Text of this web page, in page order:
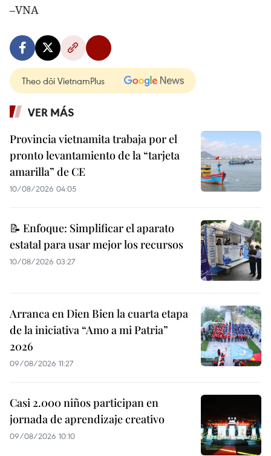
–VNA
Theo dõi VietnamPlus
VER MÁS
Provincia vietnamita trabaja por el
pronto levantamiento de la “tarjeta
amarilla” de CE
10/08/2026 04:05
📝 Enfoque: Simplificar el aparato
estatal para usar mejor los recursos
10/08/2026 03:27
Arranca en Dien Bien la cuarta etapa
de la iniciativa “Amo a mi Patria”
2026
09/08/2026 11:27
Casi 2.000 niños participan en
jornada de aprendizaje creativo
09/08/2026 10:10